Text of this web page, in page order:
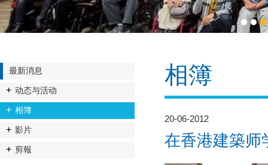
1 2 3
最新消息
动态与活动
相簿
影片
剪報
相簿
20-06-2012
在香港建築师